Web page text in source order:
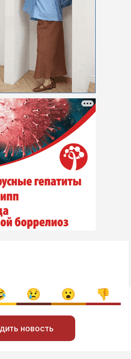
новость